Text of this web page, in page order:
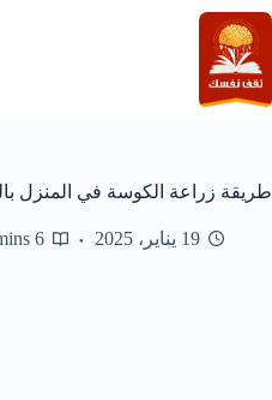
التجاوز
إلى
المحتوى
طريقة زراعة الكوسة في المنزل
19 يناير، 2025 6 mins